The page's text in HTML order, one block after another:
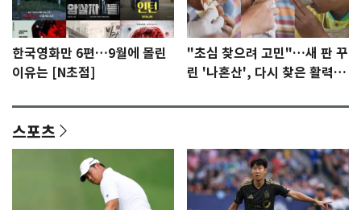
한국영화만 6편…9월에 몰린
이유는 [N초점]
"초심 찾으려 고민"…새 판 꾸
린 '나혼산', 다시 찾은 활력
스포츠